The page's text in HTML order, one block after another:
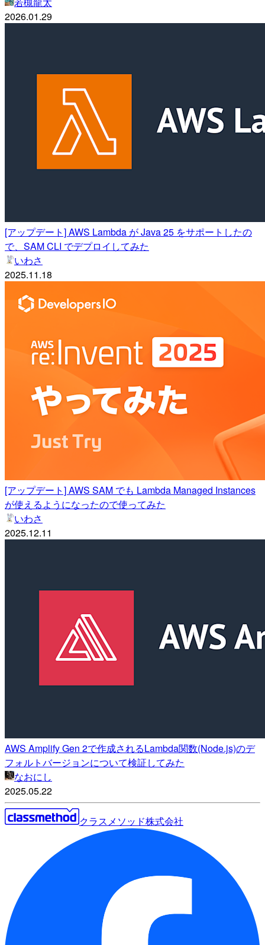
2026.01.29
[アップデート] AWS Lambda が Java 25 をサポートしたの
で、SAM CLI でデプロイしてみた
いわさ
2025.11.18
[アップデート] AWS SAM でも Lambda Managed Instances
が使えるようになったので使ってみた
いわさ
2025.12.11
AWS Amplify Gen 2で作成されるLambda関数(Node.js)のデ
フォルトバージョンについて検証してみた
なおにし
2025.05.22
クラスメソッド株式会社